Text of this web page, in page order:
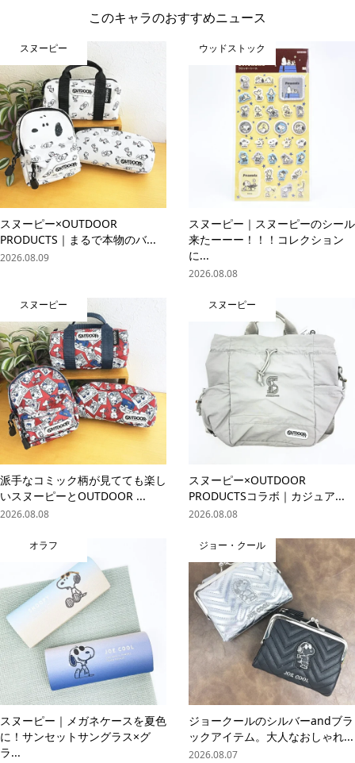
このキャラのおすすめニュース
スヌーピー
スヌーピー×OUTDOOR
PRODUCTS｜まるで本物のバ...
2026.08.09
ウッドストック
スヌーピー｜スヌーピーのシール
来たーーー！！！コレクション
に...
2026.08.08
スヌーピー
派手なコミック柄が見てても楽し
いスヌーピーとOUTDOOR ...
2026.08.08
スヌーピー
スヌーピー×OUTDOOR
PRODUCTSコラボ｜カジュア...
2026.08.08
オラフ
スヌーピー｜メガネケースを夏色
に！サンセットサングラス×グ
ラ...
ジョー・クール
ジョークールのシルバーandブラ
ックアイテム。大人なおしゃれ...
2026.08.07